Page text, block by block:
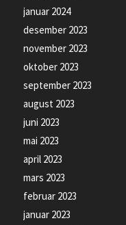
januar 2024
desember 2023
november 2023
oktober 2023
september 2023
august 2023
juni 2023
mai 2023
april 2023
mars 2023
februar 2023
januar 2023